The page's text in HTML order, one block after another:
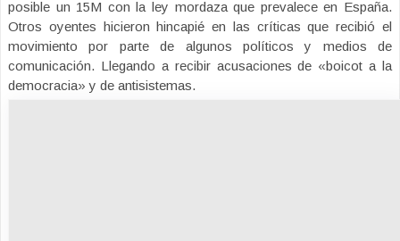
posible un 15M con la ley mordaza que prevalece en España.
Otros oyentes hicieron hincapié en las críticas que recibió el
movimiento por parte de algunos políticos y medios de
comunicación. Llegando a recibir acusaciones de «boicot a la
democracia» y de antisistemas.